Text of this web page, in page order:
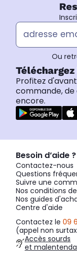
Ou
Profitez
commande,
encore.
Besoin d’aide ?
Contactez-nous
Questions
Suivre une
Nos conditions
Nos guides
Centre d'aide
Contactez le 09
(appel non
Accès sourds
et